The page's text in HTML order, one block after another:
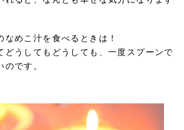
なめこ汁を食べるときは！
どうしてもどうしても、一度スプーンで
です。